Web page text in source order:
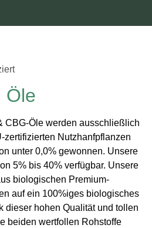
Öle
CBG-Öle werden ausschließlich
zertifizierten Nutzhanfpflanzen
unter 0,0% gewonnen. Unsere
5% bis 40% verfügbar. Unsere
biologischen Premium-
auf ein 100%iges biologisches
dieser hohen Qualität und tollen
beiden wertfollen Rohstoffe